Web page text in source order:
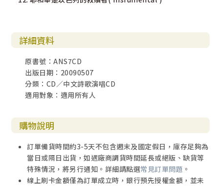
詳細資料
原書號：ANS7CD
出版日期：20090507
分類：CD／中文詩歌演唱CD
適用對象：適用所有人
購物說明
訂單備貨時間約3-5天不包含週末及國定假日，庫存足夠為
當日或隔日出貨，如遇廠商調貨時間延長或絕版、缺貨等
特殊情況，將另行通知。詳細請點選常見訂單問題 。
線上刷卡金額僅為訂單成立時，銀行預先授權金額，並未